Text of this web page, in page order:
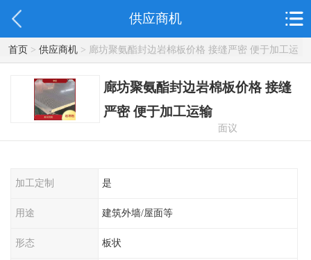
供应商机
首页> 供应商机> 廊坊聚氨酯封边岩棉板价格 接缝严密 便于加工运
输
廊坊聚氨酯封边岩棉板价格 接缝
严密 便于加工运输
面议
加工定制 是
用途 建筑外墙/屋面等
形态 板状